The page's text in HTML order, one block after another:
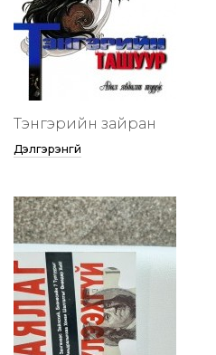
Тэнгэрийн зайран
Дэлгэрэнгүй